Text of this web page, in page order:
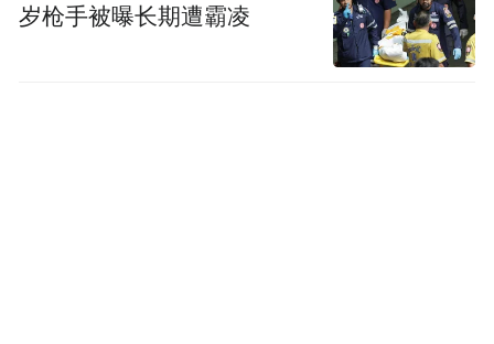
岁枪手被曝长期遭霸凌